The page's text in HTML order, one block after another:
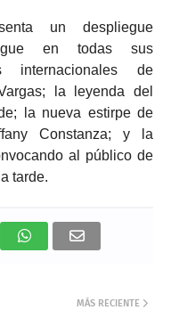
un despliegue
en todas sus
internacionales de
la leyenda del
la nueva estirpe de
Constanza; y la
al público de
tarde.
MÁS RECIENTE